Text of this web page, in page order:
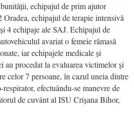
echipajul de prim ajutor
echipajul de terapie intensivă
4 echipaje ale SAJ. Echipajul de
avariat o femeie rămasă
iar echipajele medicale și
procedat la evaluarea victimelor și
celor 7 persoane, în cazul uneia dintre
efectuându-se manevre de
de cuvânt al ISU Crișana Bihor,